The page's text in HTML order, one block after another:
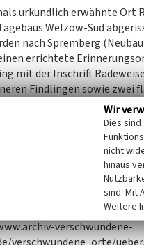
urkundlich erwähnte Ort
Welzow-Süd
nach Spremberg
errichtete
mit der Inschrift
Findlingen sowie zwei
auf einer leichten, fast
Wegesrand errichtet.
erhöhten Weg. Zur
verschwundene-
Wir
Dies
nicht
hinaus
sind. Mit
Weitere